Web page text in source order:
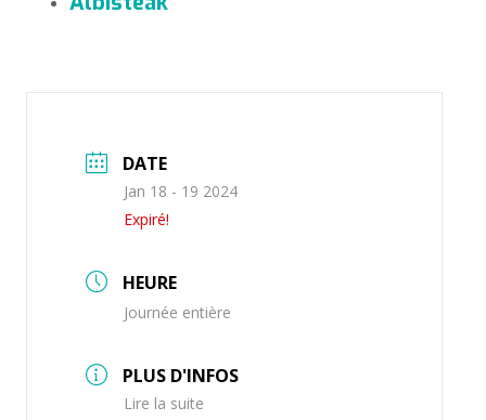
DATE
Jan 18 - 19 2024
Expiré!
HEURE
Journée entière
PLUS D'INFOS
Lire la suite